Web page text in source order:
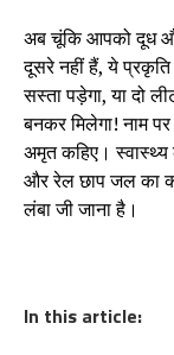
अब चूंकि आपको दूध और
दूसरे नहीं हैं, ये
सस्ता पड़ेगा, या दो
बनकर मिलेगा! नाम
अमृत कहिए।
और रेल छाप जल का
लंबा जी जाना है।
In this article: